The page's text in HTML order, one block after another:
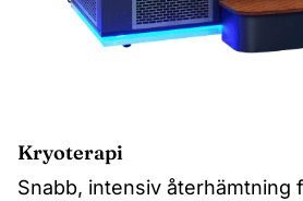
Kryoterapi
Snabb, intensiv återhämtning